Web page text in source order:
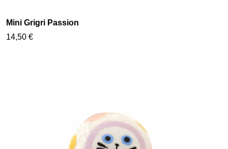
Mini Grigri Passion
14,50 €